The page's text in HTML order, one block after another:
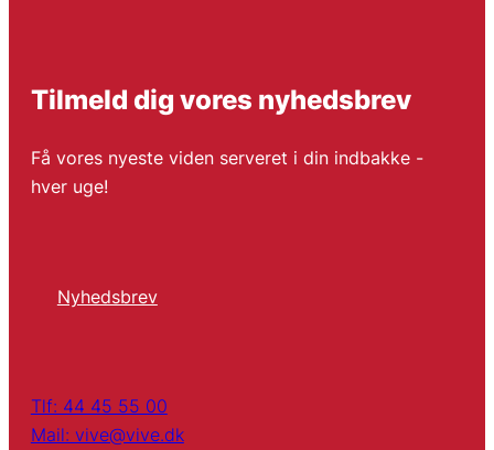
Tilmeld dig vores nyhedsbrev
Få vores nyeste viden serveret i din indbakke -
hver uge!
Nyhedsbrev
Tlf: 44 45 55 00
Mail: vive@vive.dk